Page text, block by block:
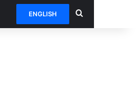
ENGLISH Arama yap ...